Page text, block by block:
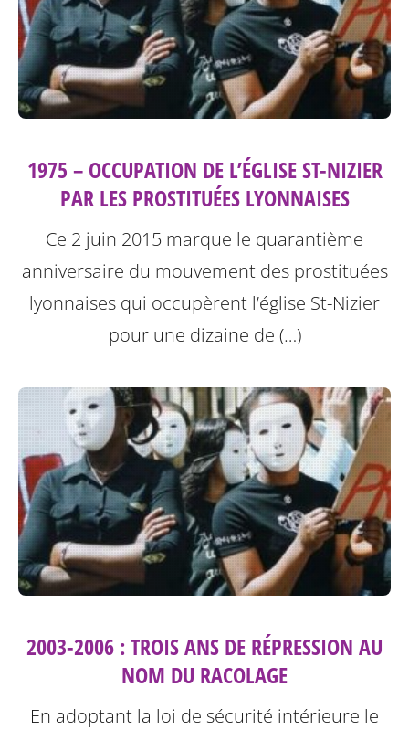
1975 – OCCUPATION DE L’ÉGLISE ST-NIZIER
PAR LES PROSTITUÉES LYONNAISES
Ce 2 juin 2015 marque le quarantième
anniversaire du mouvement des prostituées
lyonnaises qui occupèrent l’église St-Nizier
pour une dizaine de (…)
2003-2006 : TROIS ANS DE RÉPRESSION AU
NOM DU RACOLAGE
En adoptant la loi de sécurité intérieure le